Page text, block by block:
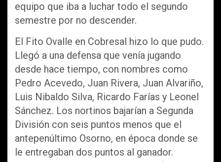
equipo que iba a luchar todo el segundo
semestre por no descender.
El Fito Ovalle en Cobresal hizo lo que pudo.
Llegó a una defensa que venía jugando
desde hace tiempo, con nombres como
Pedro Acevedo, Juan Rivera, Juan Alvariño,
Luis Nibaldo Silva, Ricardo Farías y Leonel
Sánchez. Los nortinos bajarían a Segunda
División con seis puntos menos que el
antepenúltimo Osorno, en época donde se
le entregaban dos puntos al ganador.